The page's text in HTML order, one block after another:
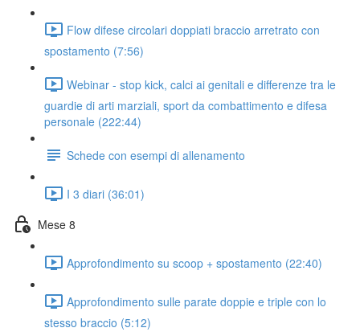
Flow difese circolari doppiati braccio arretrato con
spostamento (7:56)
Webinar - stop kick, calci ai genitali e differenze tra le
guardie di arti marziali, sport da combattimento e difesa
personale (222:44)
Schede con esempi di allenamento
I 3 diari (36:01)
Mese 8
Approfondimento su scoop + spostamento (22:40)
Approfondimento sulle parate doppie e triple con lo
stesso braccio (5:12)